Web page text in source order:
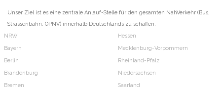
Unser Ziel ist es eine zentrale Anlauf-Stelle für den gesamten NahVerkehr (Bus,
Strassenbahn, ÖPNV) innerhalb Deutschlands zu schaffen.
NRW
Bayern
Berlin
Brandenburg
Bremen
Hessen
Mecklenburg-Vorpommern
Rheinland-Pfalz
Niedersachsen
Saarland